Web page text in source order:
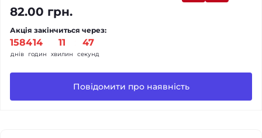
82.00 грн.
Акція закінчиться через:
1584
днів
14
годин
11
хвилин
47
секунд
Повідомити про наявність